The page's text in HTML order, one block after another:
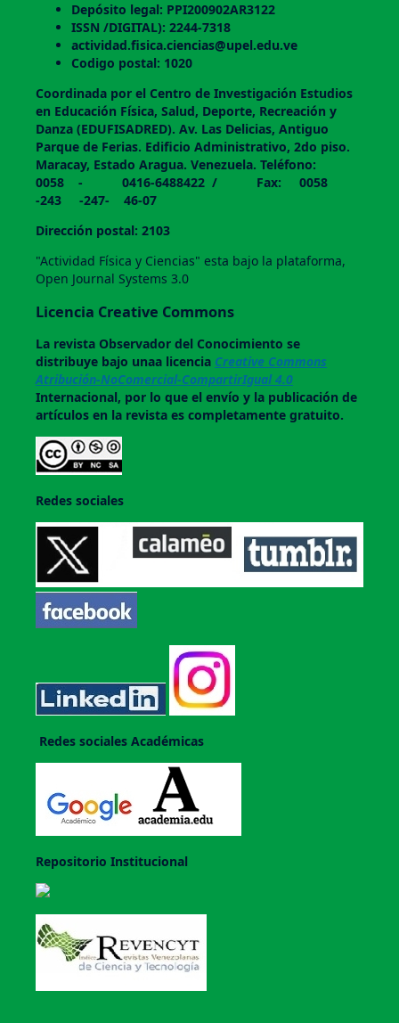
Depósito legal: PPI200902AR3122
ISSN /DIGITAL): 2244-7318
actividad.fisica.ciencias@upel.edu.ve
Codigo postal: 1020
Coordinada por el Centro de Investigación Estudios
en Educación Física, Salud, Deporte, Recreación y
Danza (EDUFISADRED). Av. Las Delicias, Antiguo
Parque de Ferias. Edificio Administrativo, 2do piso.
Maracay, Estado Aragua. Venezuela. Teléfono:
0058 - 0416-6488422 / Fax: 0058
-243 -247- 46-07
Dirección postal: 2103
"Actividad Física y Ciencias" esta bajo la plataforma,
Open Journal Systems 3.0
Licencia Creative Commons
La revistaObservador del Conocimiento se
distribuye bajo unaa licencia Creative Commons
Atribución-NoComercial-CompartirIgual 4.0
Internacional, por lo que el envío y la publicación de
artículos en la revista es completamente gratuito.
Redes sociales
Redes sociales Académicas
Repositorio Institucional